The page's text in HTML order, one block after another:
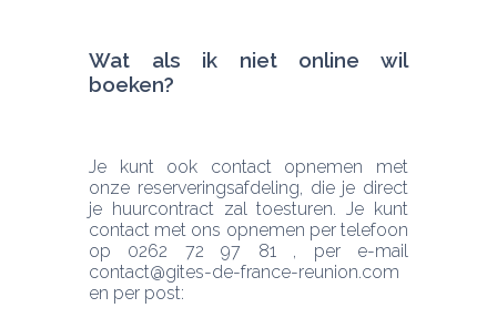
Wat als ik niet online wil
boeken?
Je kunt ook contact opnemen met
onze reserveringsafdeling, die je direct
je huurcontract zal toesturen. Je kunt
contact met ons opnemen per telefoon
op 0262 72 97 81 , per e-mail
contact@gites-de-france-reunion.com
en per post: